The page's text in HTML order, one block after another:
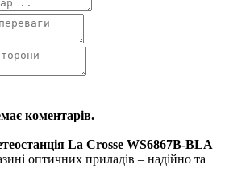
коментарів.
La Crosse WS6867B-BLA
оптичних приладів – надійно та